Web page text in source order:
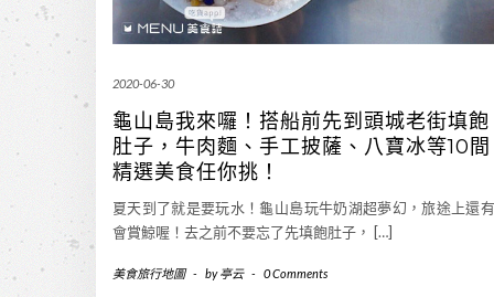
2020-06-30
龜山島我來囉！搭船前先到頭城老街填飽
肚子，牛肉麵、手工披薩、八寶冰等10間
精選美食任你挑！
夏天到了就是要玩水！龜山島玩牛奶湖超夢幻，旅途上還
會賞鯨喔！去之前不要忘了先填飽肚子， […]
美食旅行地圖 - by亭云 - 0 Comments